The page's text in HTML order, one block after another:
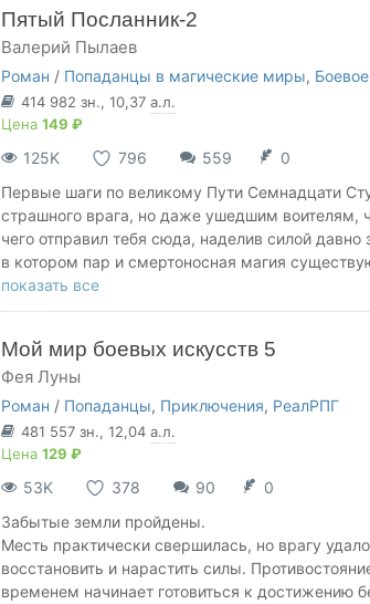
Преисподней.
И чтобы победить своих врагов, мне придется
Ступеней начинается здесь.
Пятый Посланник-2
Валерий Пылаев
Роман / Попаданцы в магические миры,
414 982 зн., 10,37 а.л.
Цена 149 ₽
125K 796 559
0
Первые шаги по великому Пути Семнадцати
страшного врага, но даже ушедшим воителям,
чего отправил тебя сюда, наделив силой
в котором пар и смертоносная магия
тайнами.
путь - вверх по Ступеням могущества
всех, и они содрогнутся.
Но до этого дня еще нужно дожить, Владыка.
показать все
Мой мир боевых искусств 5
Фея Луны
Роман / Попаданцы, Приключения, РеалРПГ
481 557 зн., 12,04 а.л.
Цена 129 ₽
53K 378 90
0
Забытые земли пройдены.
Месть практически свершилась, но врагу
восстановить и нарастить силы.
временем начинает готовиться к достижению